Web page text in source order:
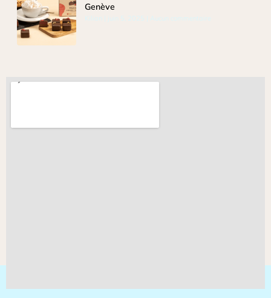
Genève
Kilian juin 5, 2025 Aucun commentaire